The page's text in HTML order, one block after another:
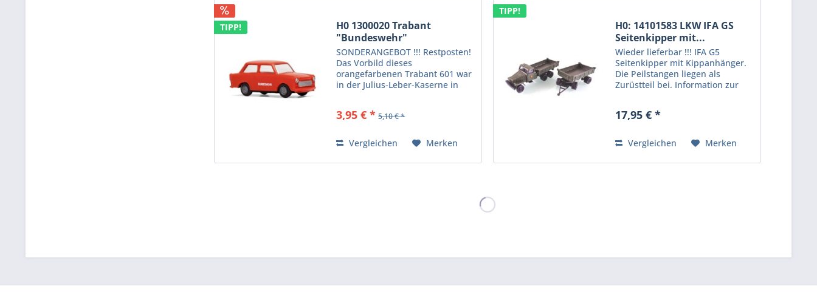
TIPP!
H0 1300020 Trabant
"Bundeswehr"
SONDERANGEBOT !!!
SONDERANGEBOT !!! Restposten!
Das Vorbild dieses
orangefarbenen Trabant 601 war
in der Julius-Leber-Kaserne in
Kinderspielzeug! Nicht für Kinder
3,95 € * 5,10 € *
Vergleichen Merken
TIPP!
H0: 14101583 LKW IFA GS
Seitenkipper mit...
Wieder lieferbar !!! IFA G5
Seitenkipper mit Kippanhänger.
Die Peilstangen liegen als
Zurüstteil bei. Information zur
unter 14 Jahren geeignet.
und...
17,95 € *
Vergleichen Merken